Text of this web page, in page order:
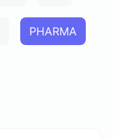
PHARMA